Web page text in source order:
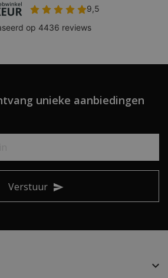
unieke aanbiedingen
Verstuur